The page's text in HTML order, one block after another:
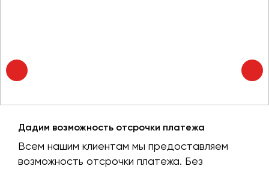
Дадим возможность отсрочки платежа
Всем нашим клиентам мы предоставляем
возможность отсрочки платежа. Без